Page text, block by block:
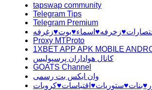
tapswap community
Telegram Tips
Telegram Premium
Proxy MTProto
1XBET APP APK MOBILE
کانال هواداران پرسپولیس
GOATS Channel
وان ایکس بت رسمی